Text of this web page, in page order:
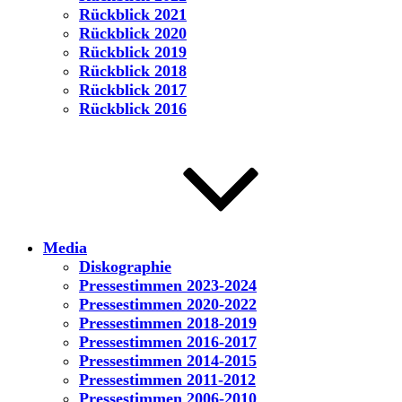
Rückblick 2021
Rückblick 2020
Rückblick 2019
Rückblick 2018
Rückblick 2017
Rückblick 2016
Media
Diskographie
Pressestimmen 2023-2024
Pressestimmen 2020-2022
Pressestimmen 2018-2019
Pressestimmen 2016-2017
Pressestimmen 2014-2015
Pressestimmen 2011-2012
Pressestimmen 2006-2010